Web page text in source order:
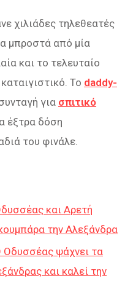
χιλιάδες τηλεθεατές
μπροστά από μία
και το τελευταίο
Το daddy-
για σπιτικό
έξτρα δόση
του φινάλε.
και Αρετή
την Αλεξάνδρα
Οδυσσέας ψάχνει τα
και καλεί την